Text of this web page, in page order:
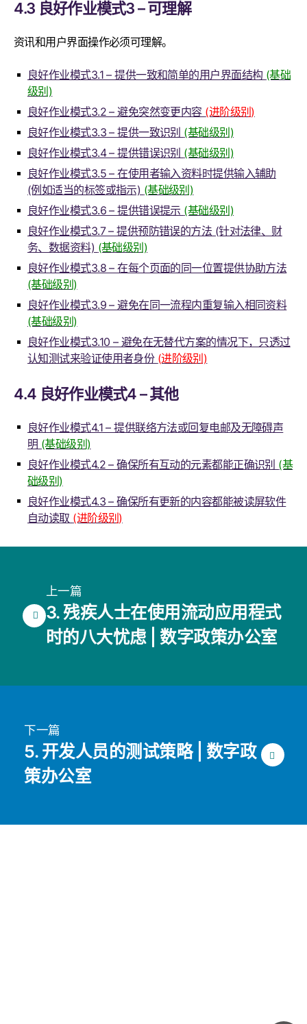
4.3 良好作业模式3 – 可理解
资讯和用户界面操作必须可理解。
良好作业模式3.1 – 提供一致和简单的用户界面结构 (基础
级别)
良好作业模式3.2 – 避免突然变更内容 (进阶级别)
良好作业模式3.3 – 提供一致识别 (基础级别)
良好作业模式3.4 – 提供错误识别 (基础级别)
良好作业模式3.5 – 在使用者输入资料时提供输入辅助
(例如适当的标签或指示) (基础级别)
良好作业模式3.6 – 提供错误提示 (基础级别)
良好作业模式3.7 – 提供预防错误的方法 (针对法律、财
务、数据资料) (基础级别)
良好作业模式3.8 – 在每个页面的同一位置提供协助方法
(基础级别)
良好作业模式3.9 – 避免在同一流程内重复输入相同资料
(基础级别)
良好作业模式3.10 – 避免在无替代方案的情况下，只透过
认知测试来验证使用者身份 (进阶级别)
4.4 良好作业模式4 – 其他
良好作业模式4.1 – 提供联络方法或回复电邮及无障碍声
明 (基础级别)
良好作业模式4.2 – 确保所有互动的元素都能正确识别 (基
础级别)
良好作业模式4.3 – 确保所有更新的内容都能被读屏软件
自动读取 (进阶级别)
上一篇
3. 残疾人士在使用流动应用程式
时的八大忧虑 | 数字政策办公室
下一篇
5. 开发人员的测试策略 | 数字政
策办公室